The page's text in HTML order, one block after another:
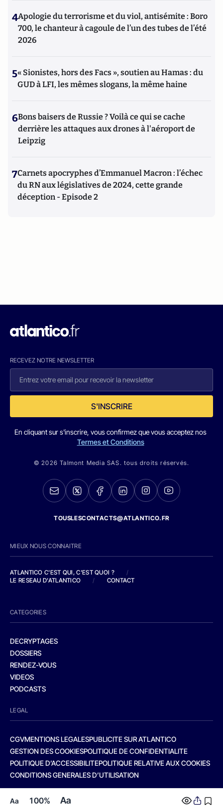
Aa 100% Aa
4Apologie du terrorisme et du viol, antisémite : Boro
700, le chanteur à cagoule de l’un des tubes de l’été
2026
5« Sionistes, hors des Facs », soutien au Hamas : du
GUD à LFI, les mêmes slogans, la même haine
6Bons baisers de Russie ? Voilà ce qui se cache
derrière les attaques aux drones à l'aéroport de
Leipzig
7Carnets apocryphes d’Emmanuel Macron : l’échec
du RN aux législatives de 2024, cette grande
déception - Episode 2
RECEVEZ NOTRE NEWSLETTER
S'INSCRIRE
En cliquant sur s'inscrire, vous confirmez que vous acceptez nos
Termes et Conditions
© 2026 Talmont Media SAS. tous droits réservés.
TOUSLESCONTACTS@ATLANTICO.FR
MIEUX NOUS CONNAITRE
ATLANTICO C'EST QUI, C'EST QUOI ?
/
LE RESEAU D'ATLANTICO
/ CONTACT
CATEGORIES
DECRYPTAGES
DOSSIERS
RENDEZ-VOUS
VIDEOS
PODCASTS
LEGAL
CGVMENTIONS LEGALESPUBLICITE SUR ATLANTICO
GESTION DES COOKIESPOLITIQUE DE CONFIDENTIALITE
POLITIQUE D’ACCESSIBILITEPOLITIQUE RELATIVE AUX COOKIES
CONDITIONS GENERALES D’UTILISATION